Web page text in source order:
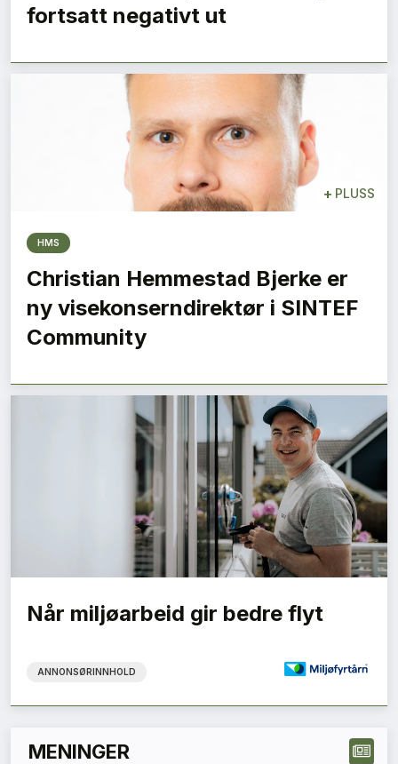
fortsatt negativt ut
+ PLUSS
HMS
Christian Hemmestad Bjerke er
ny visekonserndirektør i SINTEF
Community
Når miljøarbeid gir bedre flyt
ANNONSØRINNHOLD
MENINGER